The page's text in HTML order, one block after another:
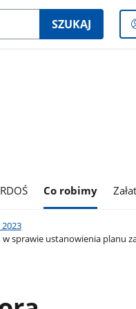
SZUKAJ
Co robimy
2023
sprawie ustanowienia planu